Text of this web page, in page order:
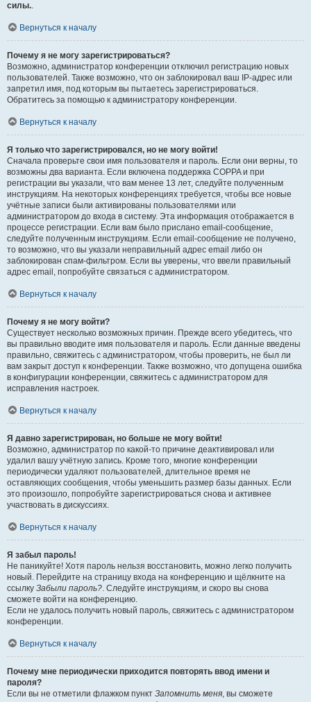
силы..
Вернуться к началу
Почему я не могу зарегистрироваться?
Возможно, администратор конференции отключил регистрацию новых
пользователей. Также возможно, что он заблокировал ваш IP-адрес или
запретил имя, под которым вы пытаетесь зарегистрироваться.
Обратитесь за помощью к администратору конференции.
Вернуться к началу
Я только что зарегистрировался, но не могу войти!
Сначала проверьте свои имя пользователя и пароль. Если они верны, то
возможны два варианта. Если включена поддержка COPPA и при
регистрации вы указали, что вам менее 13 лет, следуйте полученным
инструкциям. На некоторых конференциях требуется, чтобы все новые
учётные записи были активированы пользователями или
администратором до входа в систему. Эта информация отображается в
процессе регистрации. Если вам было прислано email-сообщение,
следуйте полученным инструкциям. Если email-сообщение не получено,
то возможно, что вы указали неправильный адрес email либо он
заблокирован спам-фильтром. Если вы уверены, что ввели правильный
адрес email, попробуйте связаться с администратором.
Вернуться к началу
Почему я не могу войти?
Существует несколько возможных причин. Прежде всего убедитесь, что
вы правильно вводите имя пользователя и пароль. Если данные введены
правильно, свяжитесь с администратором, чтобы проверить, не был ли
вам закрыт доступ к конференции. Также возможно, что допущена ошибка
в конфигурации конференции, свяжитесь с администратором для
исправления настроек.
Вернуться к началу
Я давно зарегистрирован, но больше не могу войти!
Возможно, администратор по какой-то причине деактивировал или
удалил вашу учётную запись. Кроме того, многие конференции
периодически удаляют пользователей, длительное время не
оставляющих сообщения, чтобы уменьшить размер базы данных. Если
это произошло, попробуйте зарегистрироваться снова и активнее
участвовать в дискуссиях.
Вернуться к началу
Я забыл пароль!
Не паникуйте! Хотя пароль нельзя восстановить, можно легко получить
новый. Перейдите на страницу входа на конференцию и щёлкните на
ссылку Забыли пароль?. Следуйте инструкциям, и скоро вы снова
сможете войти на конференцию.
Если не удалось получить новый пароль, свяжитесь с администратором
конференции.
Вернуться к началу
Почему мне периодически приходится повторять ввод имени и
пароля?
Если вы не отметили флажком пункт Запомнить меня, вы сможете